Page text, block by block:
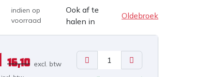
indien op
voorraad
Ook af te
halen in
Oldebroek
16,10 excl. btw